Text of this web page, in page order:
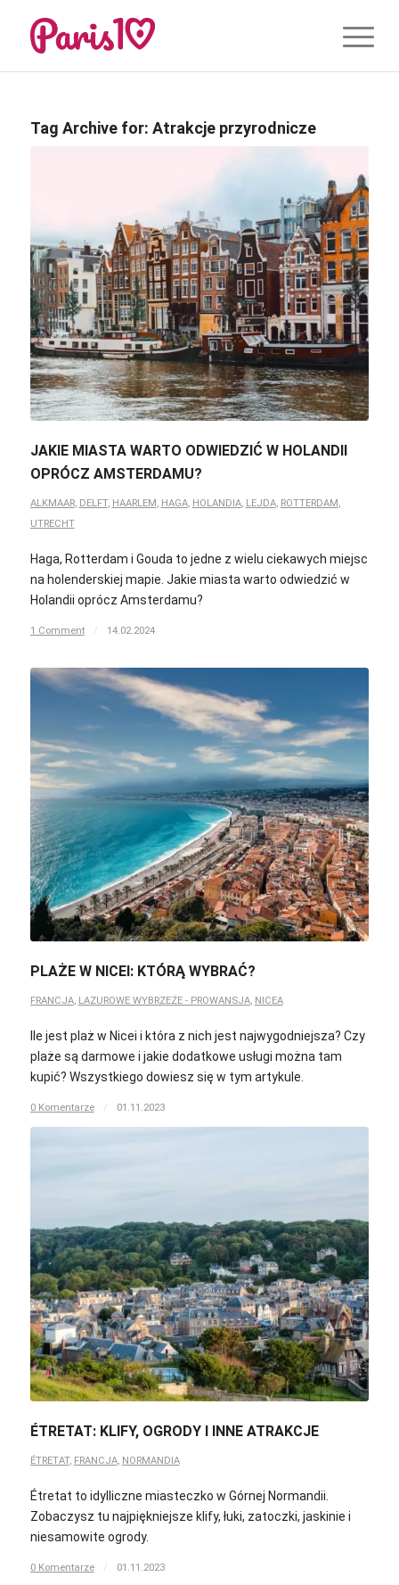
Tag Archive for: Atrakcje przyrodnicze
JAKIE MIASTA WARTO ODWIEDZIĆ W HOLANDII
OPRÓCZ AMSTERDAMU?
ALKMAAR, DELFT, HAARLEM, HAGA, HOLANDIA, LEJDA, ROTTERDAM,
UTRECHT
Haga, Rotterdam i Gouda to jedne z wielu ciekawych miejsc
na holenderskiej mapie. Jakie miasta warto odwiedzić w
Holandii oprócz Amsterdamu?
1 Comment / 14.02.2024
PLAŻE W NICEI: KTÓRĄ WYBRAĆ?
FRANCJA, LAZUROWE WYBRZEŻE - PROWANSJA, NICEA
Ile jest plaż w Nicei i która z nich jest najwygodniejsza? Czy
plaże są darmowe i jakie dodatkowe usługi można tam
kupić? Wszystkiego dowiesz się w tym artykule.
0 Komentarze / 01.11.2023
ÉTRETAT: KLIFY, OGRODY I INNE ATRAKCJE
ÉTRETAT, FRANCJA, NORMANDIA
Étretat to idylliczne miasteczko w Górnej Normandii.
Zobaczysz tu najpiękniejsze klify, łuki, zatoczki, jaskinie i
niesamowite ogrody.
0 Komentarze / 01.11.2023